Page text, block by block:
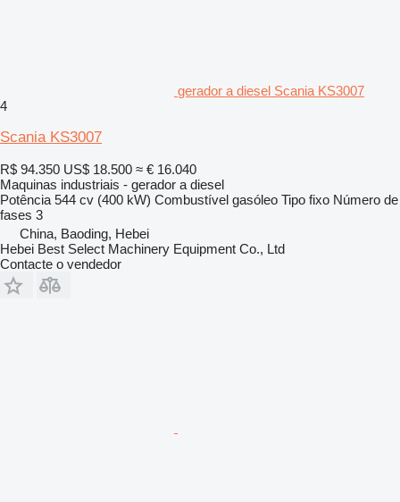
gerador a diesel Scania KS3007
4
Scania KS3007
R$ 94.350 US$ 18.500 ≈ € 16.040
Maquinas industriais - gerador a diesel
Potência 544 cv (400 kW) Combustível gasóleo Tipo fixo Número de
fases 3
China, Baoding, Hebei
Hebei Best Select Machinery Equipment Co., Ltd
Contacte o vendedor